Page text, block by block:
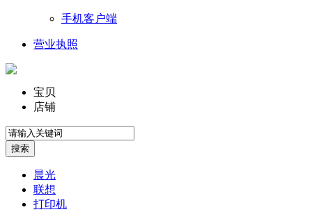
手机客户端
营业执照
宝贝
店铺
晨光
联想
打印机